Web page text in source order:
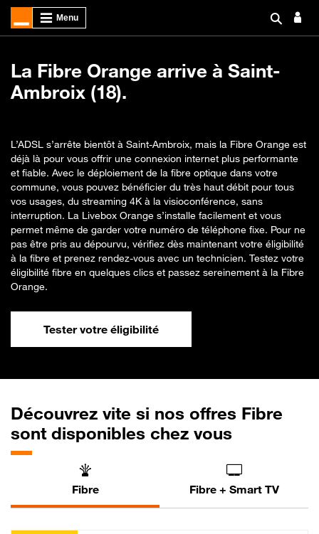
La Fibre Orange arrive à Saint-
Ambroix (18).
L’ADSL s’arrête bientôt à Saint-Ambroix, mais la Fibre Orange est
déjà là pour vous offrir une connexion internet plus performante
et fiable. Avec le déploiement de la fibre optique dans votre
commune, vous pouvez bénéficier du très haut débit pour tous
vos usages, du streaming 4K à la visioconférence, sans
interruption. La Livebox Orange s’installe facilement et vous
permet même de garder votre numéro de téléphone fixe. Pour ne
pas être pris au dépourvu, vérifiez dès maintenant votre éligibilité
à la fibre et prenez rendez-vous avec un technicien. Testez votre
éligibilité fibre en quelques clics et passez sereinement à la Fibre
Orange.
Tester votre éligibilité
Découvrez vite si nos offres Fibre
sont disponibles chez vous
Fibre Fibre + Smart TV